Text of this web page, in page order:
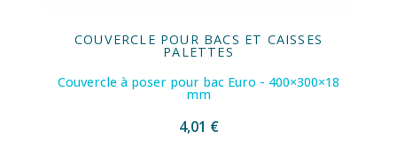
COUVERCLE POUR BACS ET CAISSES
PALETTES
Couvercle à poser pour bac Euro - 400×300×18
mm
4,01 €